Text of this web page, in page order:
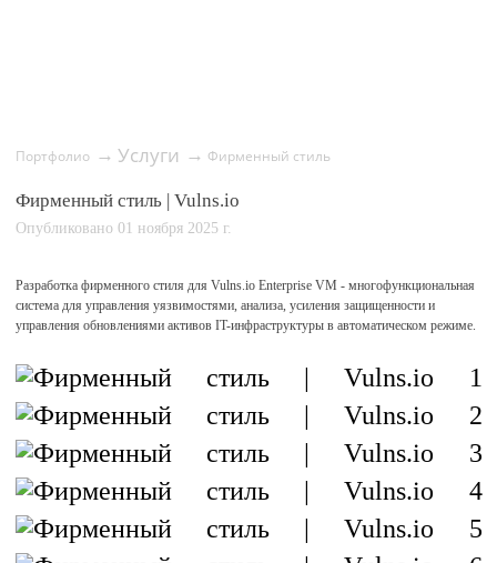
Портфолио → Услуги → Фирменный стиль
Фирменный стиль | Vulns.io
Опубликовано 01 ноября 2025 г.
Разработка фирменного стиля для Vulns.io Enterprise VM - многофункциональная
система для управления уязвимостями, анализа, усиления защищенности и
управления обновлениями активов IT-инфраструктуры в автоматическом режиме.